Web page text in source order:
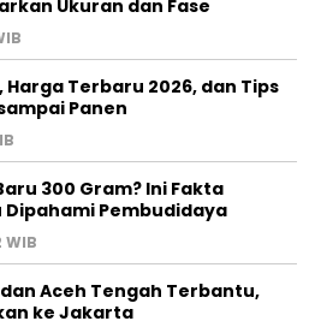
Ukuran dan Fase
Harga Terbaru 2026, dan Tips
Panen
300 Gram? Ini Fakta
Dipahami Pembudidaya
WIB
Aceh Tengah Terbantu,
ke Jakarta